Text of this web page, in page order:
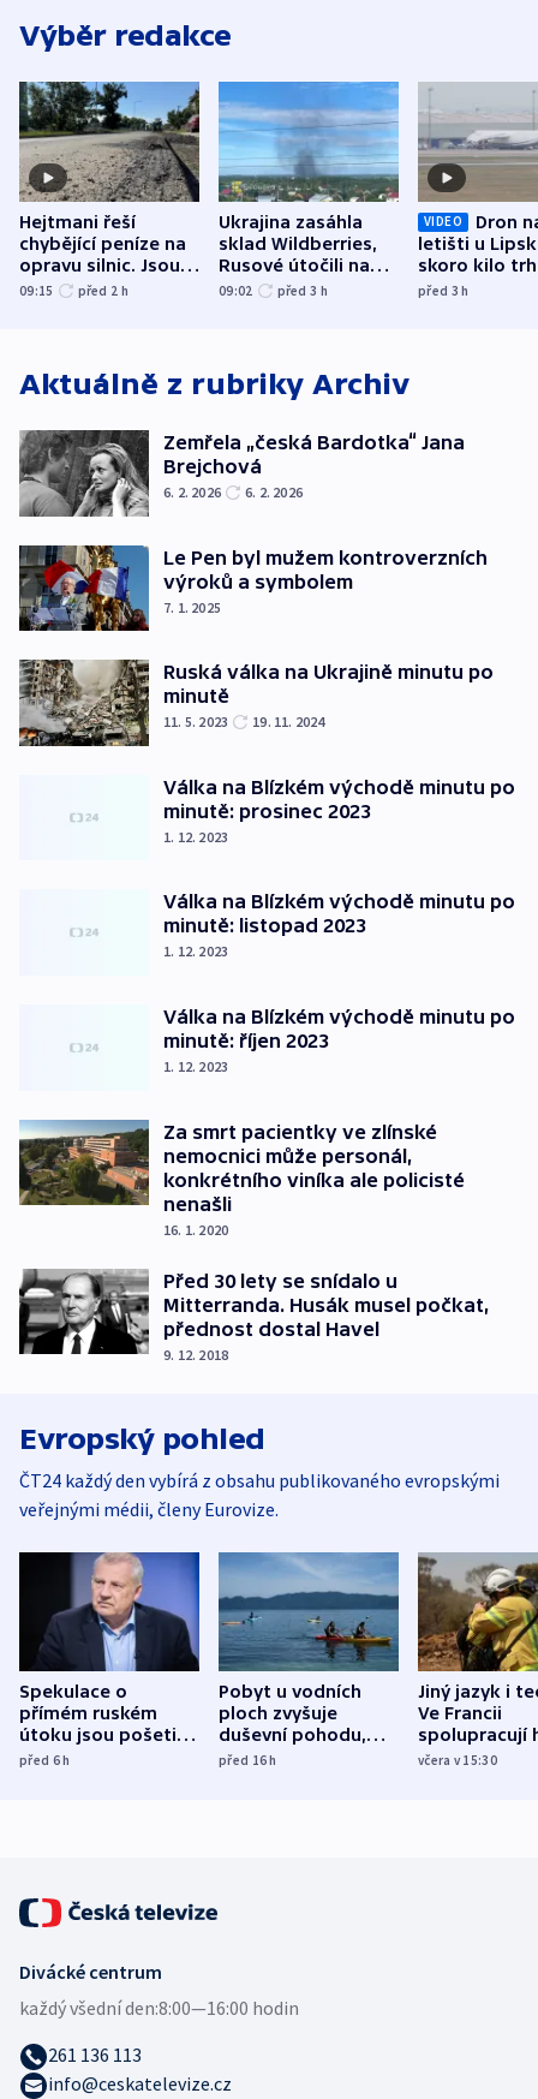
Výběr redakce
Hejtmani řeší
chybějící peníze na
opravu silnic. Jsou
nenárokové, namítá
09:15 před 2 h
Ukrajina zasáhla
sklad Wildberries,
Rusové útočili na
trh, hasiče či
09:02 před 3 h
VIDEO
Dron
letišti u
skoro kilo
indicie
před 3h
Aktuálně z rubriky Archiv
Zemřela „česká Bardotka“ Jana
Brejchová
6. 2. 2026 6. 2. 2026
Le Pen byl mužem kontroverzních
výroků a symbolem
7. 1. 2025
Ruská válka na Ukrajině minutu po
minutě
11. 5. 2023 19. 11. 2024
Válka na Blízkém východě minutu po
minutě: prosinec 2023
1. 12. 2023
Válka na Blízkém východě minutu po
minutě: listopad 2023
1. 12. 2023
Válka na Blízkém východě minutu po
minutě: říjen 2023
1. 12. 2023
Za smrt pacientky ve zlínské
nemocnici může personál,
konkrétního viníka ale policisté
nenašli
16. 1. 2020
Před 30 lety se snídalo u
Mitterranda. Husák musel počkat,
přednost dostal Havel
9. 12. 2018
Evropský pohled
ČT24 každý den vybírá z obsahu publikovaného evropskými
veřejnými médii, členy Eurovize.
Spekulace o
přímém ruském
útoku jsou pošetilé,
míní estonský
před 6h
Pobyt u vodních
ploch zvyšuje
duševní pohodu,
ukázala
před 16h
Jiný jazyk i
Ve Francii
spolupracují
různých zemí
včera v 15:30
Divácké centrum
každý všední den:8:00—16:00 hodin
261 136 113
info@ceskatelevize.cz